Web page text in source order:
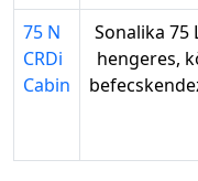
75 N
CRDi
Cabin
Sonalika 75
hengeres,